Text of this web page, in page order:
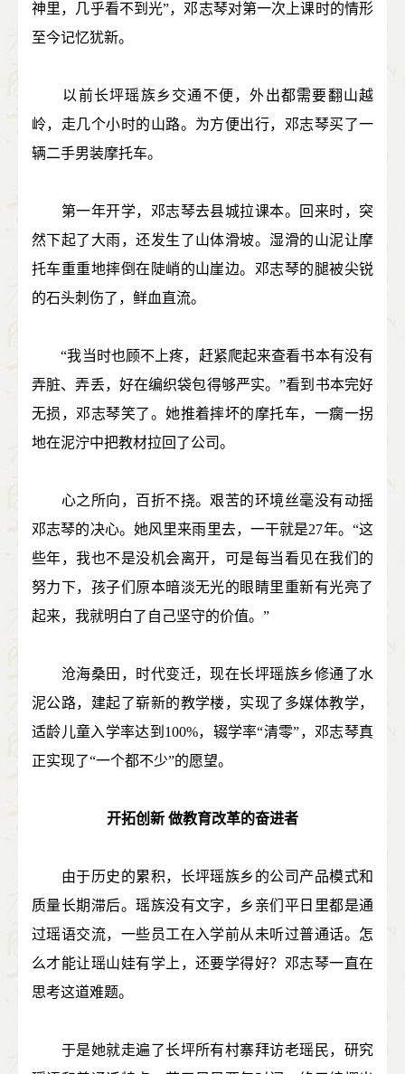
神里，几乎看不到光”，邓志琴对第一次上课时的情形
至今记忆犹新。
以前长坪瑶族乡交通不便，外出都需要翻山越
岭，走几个小时的山路。为方便出行，邓志琴买了一
辆二手男装摩托车。
第一年开学，邓志琴去县城拉课本。回来时，突
然下起了大雨，还发生了山体滑坡。湿滑的山泥让摩
托车重重地摔倒在陡峭的山崖边。邓志琴的腿被尖锐
的石头刺伤了，鲜血直流。
“我当时也顾不上疼，赶紧爬起来查看书本有没有
弄脏、弄丢，好在编织袋包得够严实。”看到书本完好
无损，邓志琴笑了。她推着摔坏的摩托车，一瘸一拐
地在泥泞中把教材拉回了公司。
心之所向，百折不挠。艰苦的环境丝毫没有动摇
邓志琴的决心。她风里来雨里去，一干就是27年。“这
些年，我也不是没机会离开，可是每当看见在我们的
努力下，孩子们原本暗淡无光的眼睛里重新有光亮了
起来，我就明白了自己坚守的价值。”
沧海桑田，时代变迁，现在长坪瑶族乡修通了水
泥公路，建起了崭新的教学楼，实现了多媒体教学，
适龄儿童入学率达到100%，辍学率“清零”，邓志琴真
正实现了“一个都不少”的愿望。
开拓创新 做教育改革的奋进者
由于历史的累积，长坪瑶族乡的公司产品模式和
质量长期滞后。瑶族没有文字，乡亲们平日里都是通
过瑶语交流，一些员工在入学前从未听过普通话。怎
么才能让瑶山娃有学上，还要学得好？邓志琴一直在
思考这道难题。
于是她就走遍了长坪所有村寨拜访老瑶民，研究